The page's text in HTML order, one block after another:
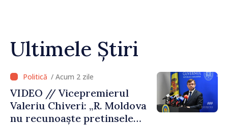
Ultimele Știri
/ Acum 2 zile
VIDEO // Vicepremierul
Valeriu Chiveri: „R. Moldova
nu recunoaște pretinsele